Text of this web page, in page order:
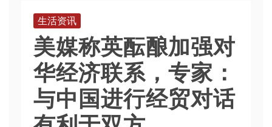
生活资讯
美媒称英酝酿加强对
华经济联系，专家：
与中国进行经贸对话